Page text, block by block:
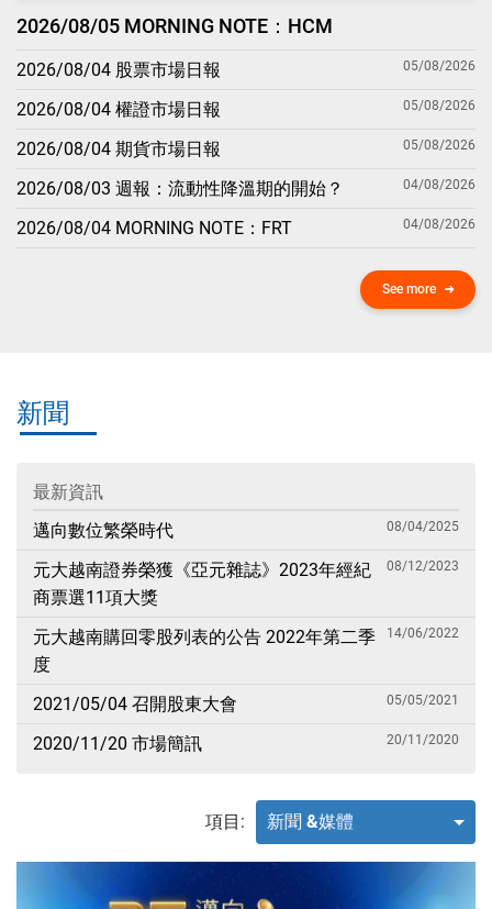
2026/08/05 MORNING NOTE：HCM
2026/08/04 股票市場日報 05/08/2026
2026/08/04 權證市場日報 05/08/2026
2026/08/04 期貨市場日報 05/08/2026
2026/08/03 週報：流動性降溫期的開始？ 04/08/2026
2026/08/04 MORNING NOTE：FRT 04/08/2026
See more
新聞
最新資訊
邁向數位繁榮時代
08/04/2025
元大越南證券榮獲《亞元雜誌》2023年經紀
商票選11項大獎
08/12/2023
元大越南購回零股列表的公告 2022年第二季
度
14/06/2022
2021/05/04 召開股東大會 05/05/2021
2020/11/20 市場簡訊 20/11/2020
項目: 新聞 &媒體